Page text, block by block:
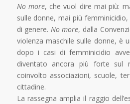
No more, che vuol dire mai più:
sulle donne, mai più
di genere. No more, dalla
violenza maschile sulle donne, è
dopo i casi di femminicidio
diventato ancora più forte sul
coinvolto associazioni, scuole,
cittadine.
La rassegna amplia il raggio